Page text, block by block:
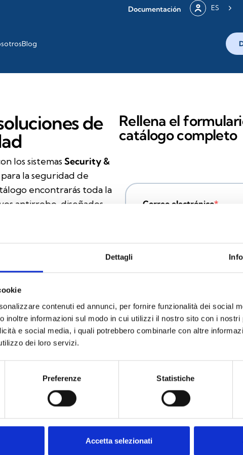
Dettagli
contenuti ed annunci, per fornire funzionalità dei social
inoltre informazioni sul modo in cui utilizzi il nostro sito con i
e social media, i quali potrebbero combinarle con altre
dei loro servizi.
Preferenze Statistiche
Accetta selezionati
Documentación ES
Blog
de
los sistemasSecurity &
la seguridad de
encontrarás toda la
antirrobo, diseñados
en detalle todas las
y las ventajas de
Rellena el
catálogo completo
Correo electrónico
Acepto recibir (por
de comunicación
Al enviar el formulario,